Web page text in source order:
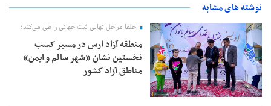
نوشته های مشابه
جلفا مراحل نهایی ثبت جهانی را طی می‌کند؛
منطقه آزاد ارس در مسیر کسب
نخستین نشان «شهر سالم و ایمن»
مناطق آزاد کشور